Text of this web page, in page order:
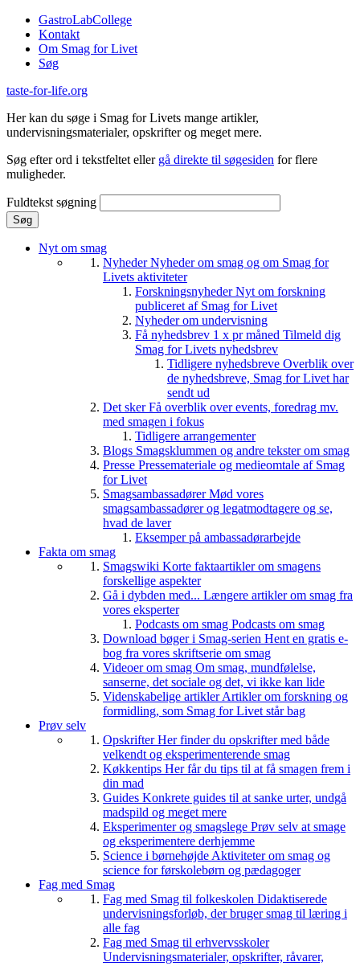
Gå til hovedindhold
GastroLabCollege
Kontakt
Om Smag for Livet
Søg
taste-for-life.org
Her kan du søge i Smag for Livets mange artikler,
undervisningsmaterialer, opskrifter og meget mere.
Søg efter ord i tekstfeltet eller gå direkte til søgesiden for flere
muligheder.
Fuldtekst søgning
Nyt om smag
NyhederNyheder om smag og om Smag for
Livets aktiviteter
ForskningsnyhederNyt om forskning
publiceret af Smag for Livet
Nyheder om undervisning
Få nyhedsbrev 1 x pr måned Tilmeld dig
Smag for Livets nyhedsbrev
Tidligere nyhedsbreve Overblik over
de nyhedsbreve, Smag for Livet har
sendt ud
Det skerFå overblik over events, foredrag mv.
med smagen i fokus
Tidligere arrangementer
Blogs Smagsklummen og andre tekster om smag
Presse Pressemateriale og medieomtale af Smag
for Livet
SmagsambassadørerMød vores
smagsambassadører og legatmodtagere og se,
hvad de laver
Eksemper på ambassadørarbejde
Fakta om smag
Smagswiki Korte faktaartikler om smagens
forskellige aspekter
Gå i dybden med... Længere artikler om smag fra
vores eksperter
Podcasts om smag Podcasts om smag
Download bøger i Smag-serien Hent en gratis e-
bog fra vores skriftserie om smag
Videoer om smag Om smag, mundfølelse,
sanserne, det sociale og det, vi ikke kan lide
Videnskabelige artiklerArtikler om forskning og
formidling, som Smag for Livet står bag
Prøv selv
OpskrifterHer finder du opskrifter med både
velkendt og eksperimenterende smag
Køkkentips Her får du tips til at få smagen frem i
din mad
Guides Konkrete guides til at sanke urter, undgå
madspild og meget mere
Eksperimenter og smagslege Prøv selv at smage
og eksperimentere derhjemme
Science i børnehøjde Aktiviteter om smag og
science for førskolebørn og pædagoger
Fag med Smag
Fag med Smag til folkeskolen Didaktiserede
undervisningsforløb, der bruger smag til læring i
alle fag
Fag med Smag til erhvervsskoler
Undervisningsmaterialer, opskrifter, råvarer,